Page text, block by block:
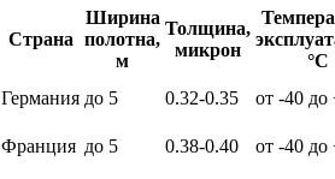
Страна
Ширина
полотна,
м
Толщина,
микрон
°С
Германия до 5 0.32-0.35 от -40 до
Франция до 5 0.38-0.40 от -40 до